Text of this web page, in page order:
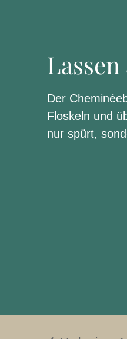
Der
Floskeln und
nur spürt,